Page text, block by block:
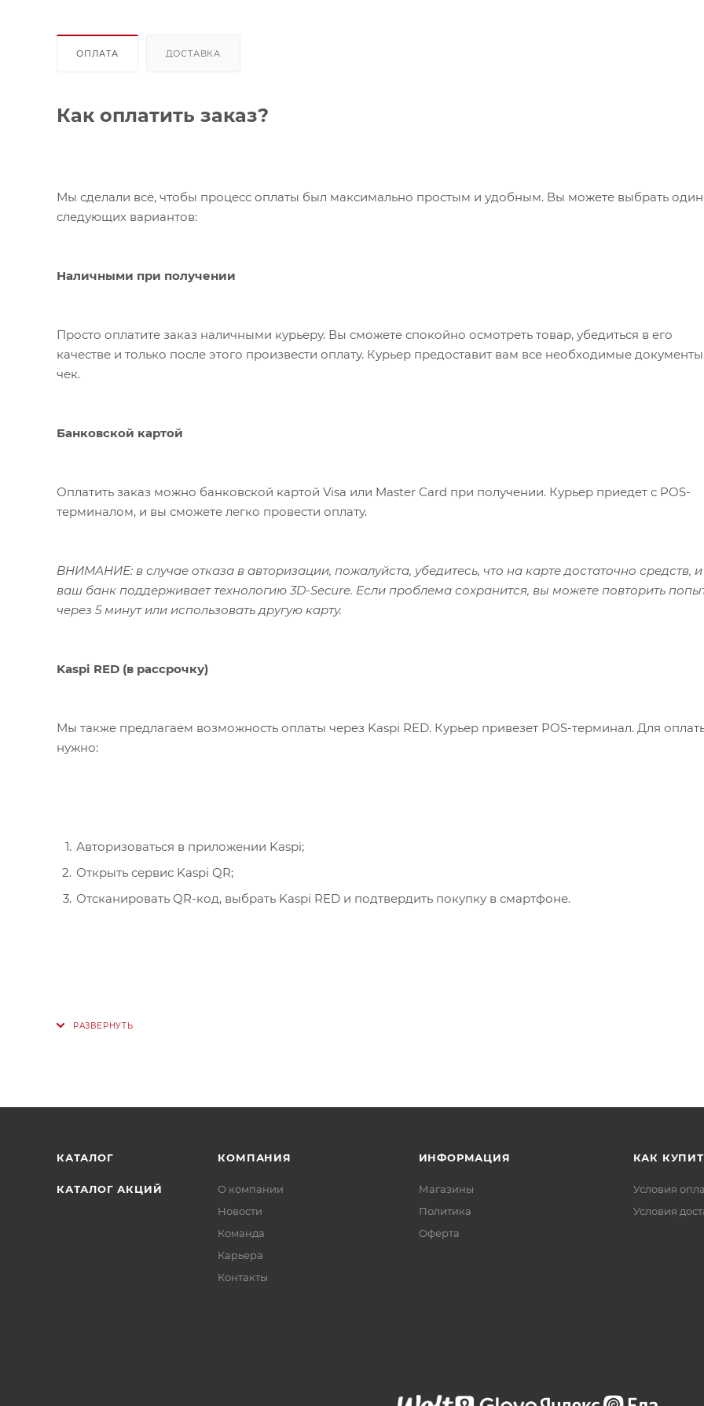
ОПЛАТА ДОСТАВКА
Как оплатить заказ?
Мы сделали всё, чтобы процесс оплаты был максимально простым и удобным. Вы можете выбрать
следующих вариантов:
Наличными при получении
Просто оплатите заказ наличными курьеру. Вы сможете спокойно осмотреть товар, убедиться в его
качестве и только после этого произвести оплату. Курьер предоставит вам все необходимые
чек.
Банковской картой
Оплатить заказ можно банковской картой Visa или Master Card при получении. Курьер приедет с POS-
терминалом, и вы сможете легко провести оплату.
ВНИМАНИЕ: в случае отказа в авторизации, пожалуйста, убедитесь, что на карте достаточно средств, и
ваш банк поддерживает технологию 3D-Secure. Если проблема сохранится, вы можете повторить
через 5 минут или использовать другую карту.
Kaspi RED (в рассрочку)
Мы также предлагаем возможность оплаты через Kaspi RED. Курьер привезет POS-терминал. Для
нужно:
Авторизоваться в приложении Kaspi;
Открыть сервис Kaspi QR;
Отсканировать QR-код, выбрать Kaspi RED и подтвердить покупку в смартфоне.
КАТАЛОГ
КАТАЛОГ АКЦИЙ
КОМПАНИЯ
О компании
Новости
Команда
Карьера
Контакты
ИНФОРМАЦИЯ
Магазины
Политика
Офертa
КАК
Условия
Условия